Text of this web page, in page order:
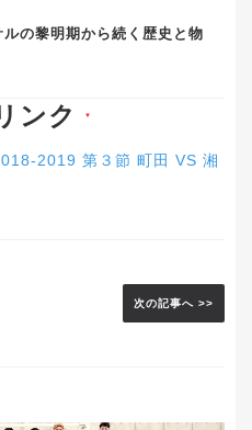
ルの黎明期から続く歴史と物
ンク ▼
2019 第３節 町田 VS 湘
次の記事へ >>